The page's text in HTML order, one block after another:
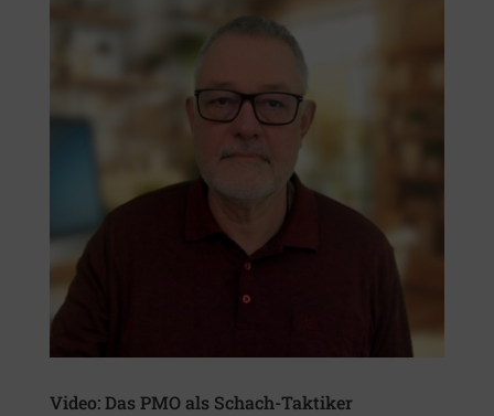
Video: Das PMO als Schach-Taktiker